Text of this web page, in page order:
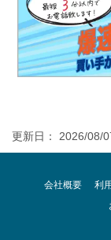
更新日： 2026/08/
会社概要 利